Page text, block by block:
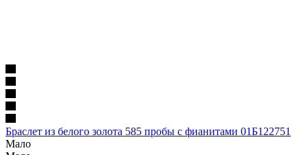
Браслет из белого золота 585 пробы с фианитами 01Б122751
Мало